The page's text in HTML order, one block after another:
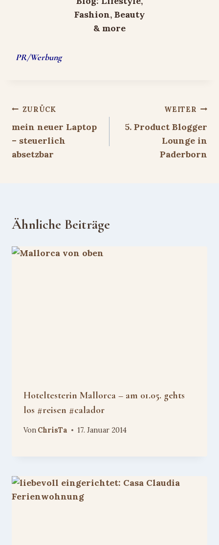
PR/Werbung
Beitragsnavigation
ZURÜCK
mein neuer Laptop
– steuerlich
absetzbar
WEITER
5. Product Blogger
Lounge in
Paderborn
Ähnliche Beiträge
Hoteltesterin Mallorca – am 01.05. gehts
los #reisen #calador
Von ChrisTa 17. Januar 2014